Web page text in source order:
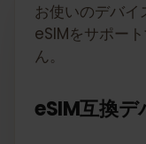
お使いのデバイ
eSIMをサポー
ん。
eSIM互換デ